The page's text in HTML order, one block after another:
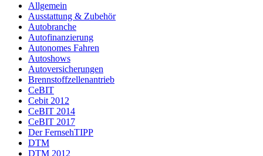
Allgemein
Ausstattung & Zubehör
Autobranche
Autofinanzierung
Autonomes Fahren
Autoshows
Autoversicherungen
Brennstoffzellenantrieb
CeBIT
Cebit 2012
CeBIT 2014
CeBIT 2017
Der FernsehTIPP
DTM
DTM 2012